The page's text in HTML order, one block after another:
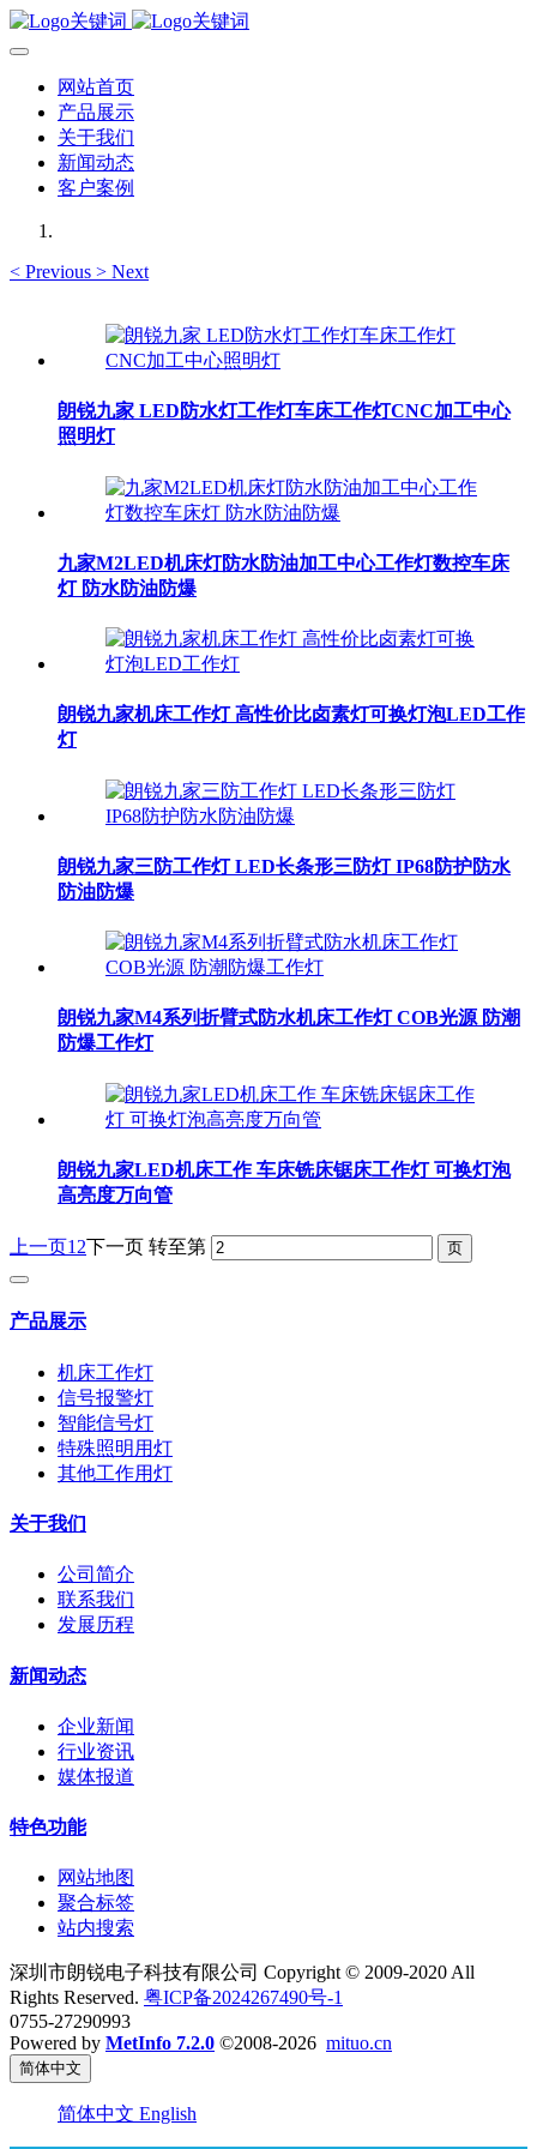
网站首页
产品展示
关于我们
新闻动态
客户案例
< Previous > Next
朗锐九家 LED防水灯工作灯车床工作灯CNC加工中心
照明灯
九家M2LED机床灯防水防油加工中心工作灯数控车床
灯 防水防油防爆
朗锐九家机床工作灯 高性价比卤素灯可换灯泡LED工作
灯
朗锐九家三防工作灯 LED长条形三防灯 IP68防护防水
防油防爆
朗锐九家M4系列折臂式防水机床工作灯 COB光源 防潮
防爆工作灯
朗锐九家LED机床工作 车床铣床锯床工作灯 可换灯泡
高亮度万向管
上一页1 2下一页 转至第
产品展示
机床工作灯
信号报警灯
智能信号灯
特殊照明用灯
其他工作用灯
关于我们
公司简介
联系我们
发展历程
新闻动态
企业新闻
行业资讯
媒体报道
特色功能
网站地图
聚合标签
站内搜索
深圳市朗锐电子科技有限公司 Copyright © 2009-2020 All
Rights Reserved. 粤ICP备2024267490号-1
0755-27290993
Powered by MetInfo 7.2.0 ©2008-2026 mituo.cn
简体中文
简体中文 English